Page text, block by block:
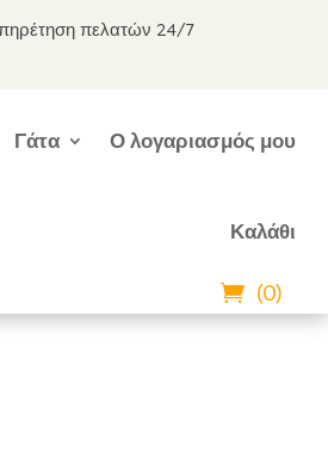
πελατών 24/7
Γάτα Ο λογαριασμός μου
Καλάθι
(0)